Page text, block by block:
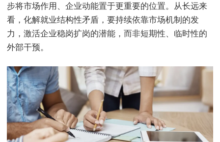
步将市场作用、企业动能置于更重要的位置。从长远来
看，化解就业结构性矛盾，要持续依靠市场机制的发
力，激活企业稳岗扩岗的潜能，而非短期性、临时性的
外部干预。